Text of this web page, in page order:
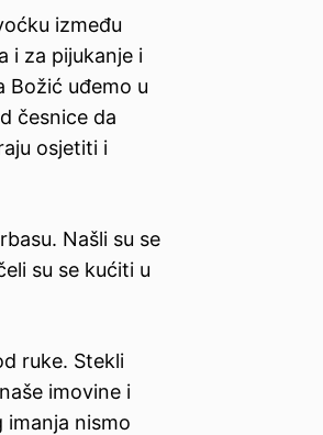
između
i za pijukanje i
Božić uđemo u
česnice da
osjetiti i
Našli su se
su se kućiti u
ruke. Stekli
imovine i
imanja nismo